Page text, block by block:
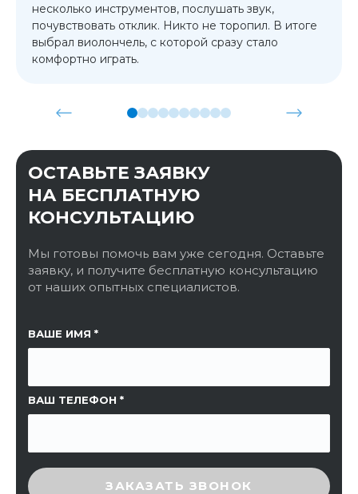
несколько инструментов, послушать звук,
почувствовать отклик. Никто не торопил. В итоге
выбрал виолончель, с которой сразу стало
комфортно играть.
ОСТАВЬТЕ ЗАЯВКУ
НА БЕСПЛАТНУЮ
КОНСУЛЬТАЦИЮ
Мы готовы помочь вам уже сегодня. Оставьте
заявку, и получите бесплатную консультацию
от наших опытных специалистов.
ВАШЕ ИМЯ
ВАШ ТЕЛЕФОН
ССЫЛКА НА СТРАНИЦУ
ВВЕДИТЕ ПРОВЕРОЧНЫЙ КОД
ЗАКАЗАТЬ ЗВОНОК